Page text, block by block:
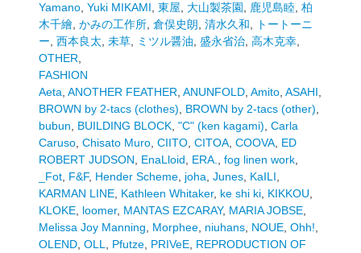
Yamano, Yuki MIKAMI, 東屋, 大山製茶園, 鹿児島睦, 柏
木千繪, かみの工作所, 倉俣史朗, 清水久和,
トートーニ
ー, 西本良太, 未草, ミツル醤油, 盛永省治, 高木克幸,
OTHER,
FASHION
Aeta, ANOTHER FEATHER, ANUNFOLD, Amito, ASAHI,
BROWN by 2-tacs (clothes), BROWN by 2-tacs (other),
bubun, BUILDING BLOCK, "C" (ken kagami), Carla
Caruso, Chisato Muro, CIITO, CITOA, COOVA, ED
ROBERT JUDSON, EnaLloid, ERA., fog linen work,
_Fot, F&F, Hender Scheme, joha, Junes, KaILI,
KARMAN LINE, Kathleen Whitaker, ke shi ki, KIKKOU,
KLOKE, loomer, MANTAS EZCARAY, MARIA JOBSE,
Melissa Joy Manning, Morphee, niuhans, NOUE, Ohh!,
OLEND, OLL, Pfutze, PRIVeE, REPRODUCTION OF